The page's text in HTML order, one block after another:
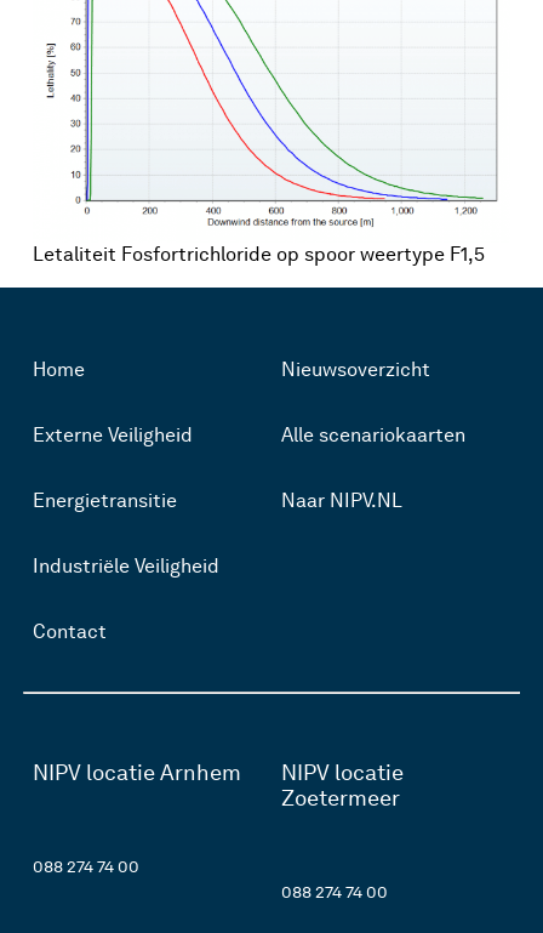
Letaliteit Fosfortrichloride op spoor weertype F1,5
Home
Externe Veiligheid
Energietransitie
Industriële Veiligheid
Contact
Nieuwsoverzicht
Alle scenariokaarten
Naar NIPV.NL
NIPV locatie Arnhem
088 274 74 00
NIPV locatie
Zoetermeer
088 274 74 00